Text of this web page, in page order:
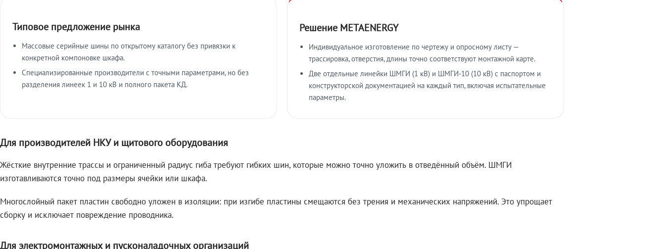
Типовое предложение рынка
Массовые серийные шины по открытому каталогу без привязки к
конкретной компоновке шкафа.
Специализированные производители с точными параметрами, но без
разделения линеек 1 и 10 кВ и полного пакета КД.
Решение METAENERGY
Индивидуальное изготовление по чертежу и опросному листу —
трассировка, отверстия, длины точно соответствуют монтажной карте.
Две отдельные линейки ШМГИ (1 кВ) и ШМГИ-10 (10 кВ) с паспортом и
конструкторской документацией на каждый тип, включая испытательные
параметры.
Для производителей НКУ и щитового оборудования
Жёсткие внутренние трассы и ограниченный радиус гиба требуют гибких шин, которые можно точно уложить в отведённый объём. ШМГИ
изготавливаются точно под размеры ячейки или шкафа.
Многослойный пакет пластин свободно уложен в изоляции: при изгибе пластины смещаются без трения и механических напряжений. Это упрощает
сборку и исключает повреждение проводника.
Для электромонтажных и пусконаладочных организаций